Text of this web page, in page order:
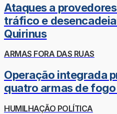
Ataques a
tráfico e
Quirinus
ARMAS FORA DAS RUAS
Operação integrada
quatro armas de
HUMILHAÇÃO POLÍTICA